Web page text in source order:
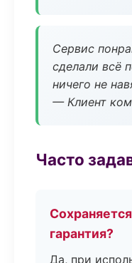
Сервис
сделали всё
ничего не
— Клиент
Часто
гарантия?
Да, при